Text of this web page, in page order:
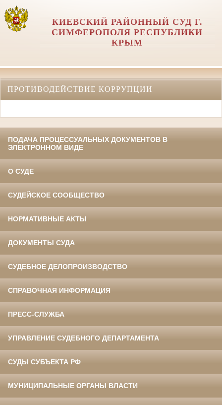
КИЕВСКИЙ РАЙОННЫЙ СУД Г.
СИМФЕРОПОЛЯ РЕСПУБЛИКИ
КРЫМ
ПРОТИВОДЕЙСТВИЕ КОРРУПЦИИ
ПОДАЧА ПРОЦЕССУАЛЬНЫХ ДОКУМЕНТОВ В
ЭЛЕКТРОННОМ ВИДЕ
О СУДЕ
СУДЕЙСКОЕ СООБЩЕСТВО
НОРМАТИВНЫЕ АКТЫ
ДОКУМЕНТЫ СУДА
СУДЕБНОЕ ДЕЛОПРОИЗВОДСТВО
СПРАВОЧНАЯ ИНФОРМАЦИЯ
ПРЕСС-СЛУЖБА
УПРАВЛЕНИЕ СУДЕБНОГО ДЕПАРТАМЕНТА
СУДЫ СУБЪЕКТА РФ
МУНИЦИПАЛЬНЫЕ ОРГАНЫ ВЛАСТИ